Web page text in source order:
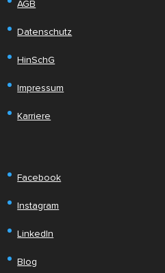
AGB
Datenschutz
HinSchG
Impressum
Karriere
Facebook
Instagram
LinkedIn
Blog